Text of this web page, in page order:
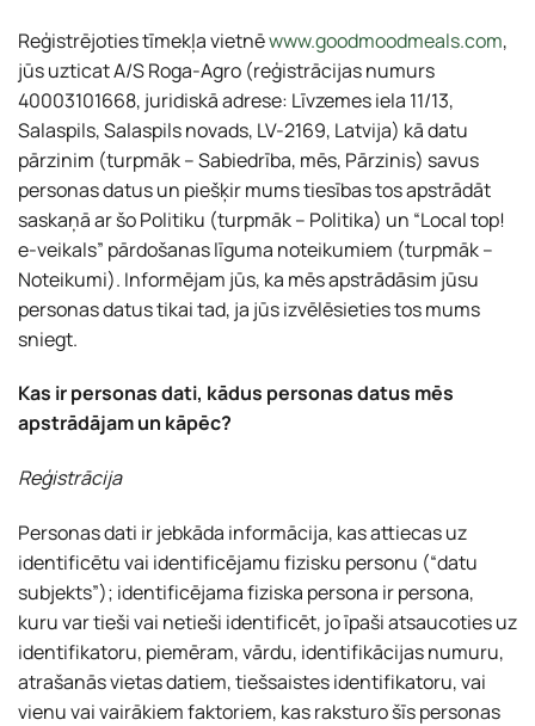
Reģistrējoties tīmekļa vietnēwww.goodmoodmeals.com,
jūs uzticat A/S Roga-Agro (reģistrācijas numurs
40003101668, juridiskā adrese: Līvzemes iela 11/13,
Salaspils, Salaspils novads, LV-2169, Latvija) kā datu
pārzinim (turpmāk – Sabiedrība, mēs, Pārzinis) savus
personas datus un piešķir mums tiesības tos apstrādāt
saskaņā ar šo Politiku (turpmāk – Politika) un “Local top!
e-veikals” pārdošanas līguma noteikumiem (turpmāk –
Noteikumi). Informējam jūs, ka mēs apstrādāsim jūsu
personas datus tikai tad, ja jūs izvēlēsieties tos mums
sniegt.
Kas ir personas dati, kādus personas datus mēs
apstrādājam un kāpēc?
Reģistrācija
Personas dati ir jebkāda informācija, kas attiecas uz
identificētu vai identificējamu fizisku personu (“datu
subjekts”); identificējama fiziska persona ir persona,
kuru var tieši vai netieši identificēt, jo īpaši atsaucoties uz
identifikatoru, piemēram, vārdu, identifikācijas numuru,
atrašanās vietas datiem, tiešsaistes identifikatoru, vai
vienu vai vairākiem faktoriem, kas raksturo šīs personas